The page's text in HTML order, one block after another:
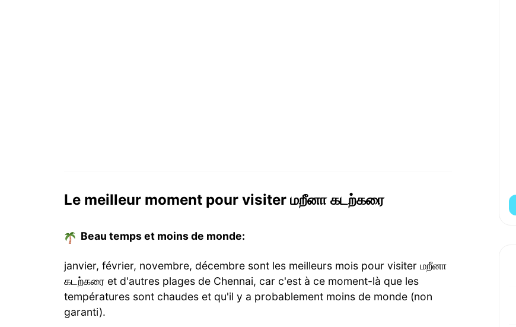
Le meilleur moment pour visiter மறீனா கடற்கரை
Beau temps et moins de monde:
janvier, février, novembre, décembre sont les meilleurs mois pour visiter மறீனா
கடற்கரை et d'autres plages de Chennai, car c'est à ce moment-là que les
températures sont chaudes et qu'il y a probablement moins de monde (non
garanti).